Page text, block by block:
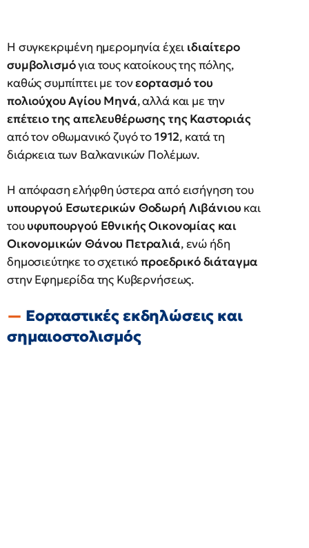
Η συγκεκριμένη ημερομηνία έχει ιδιαίτερο
συμβολισμόγια τους κατοίκους της πόλης,
καθώς συμπίπτει με τονεορτασμό του
πολιούχου Αγίου Μηνά, αλλά και με την
επέτειο της απελευθέρωσης της Καστοριάς
από τον οθωμανικό ζυγό το1912, κατά τη
διάρκεια των Βαλκανικών Πολέμων.
Η απόφαση ελήφθη ύστερα από εισήγηση του
υπουργού Εσωτερικών Θοδωρή Λιβάνιου και
τουυφυπουργού Εθνικής Οικονομίας και
Οικονομικών Θάνου Πετραλιά, ενώ ήδη
δημοσιεύτηκε το σχετικόπροεδρικό διάταγμα
στην Εφημερίδα της Κυβερνήσεως.
Εορταστικές εκδηλώσεις και
σημαιοστολισμός